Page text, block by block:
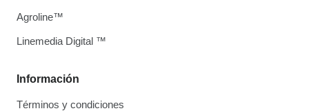
Información
Términos y condiciones
Agroline™
Linemedia Digital ™